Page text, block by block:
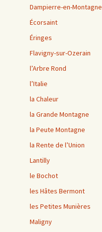
Dampierre-en-Montagne
Écorsaint
Éringes
Flavigny-sur-Ozerain
l’Arbre Rond
l’Italie
la Chaleur
la Grande Montagne
la Peute Montagne
la Rente de l’Union
Lantilly
le Bochot
les Hâtes Bermont
les Petites Munières
Maligny